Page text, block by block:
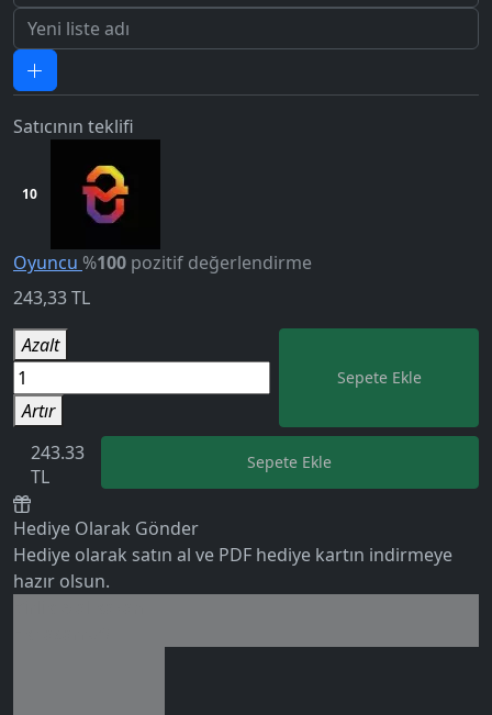
5.0
Satıcının teklifi
10
Oyuncu %100 pozitif değerlendirme
243,33TL
Azalt
Artır
Sepete Ekle
243.33
TL
Sepete Ekle
Hediye Olarak Gönder
Hediye olarak satın al ve PDF hediye kartın indirmeye
hazır olsun.